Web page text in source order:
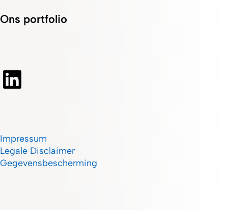
Ons portfolio
Impressum
Legale Disclaimer
Gegevensbescherming